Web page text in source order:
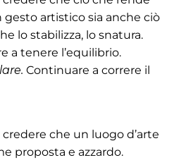
gesto artistico sia anche ciò
lo stabilizza, lo snatura.
a tenere l’equilibrio.
Continuare a correre il
che un luogo d’arte
proposta e azzardo.